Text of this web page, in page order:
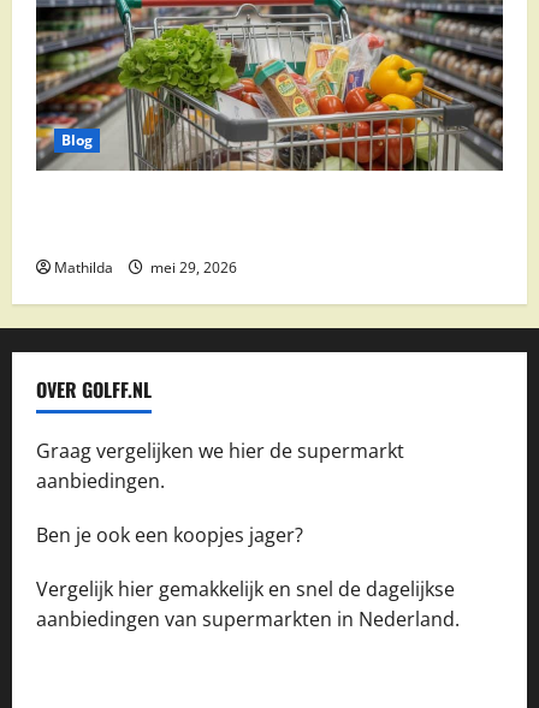
Blog
Mathilda mei 29, 2026
OVER GOLFF.NL
Graag vergelijken we hier de supermarkt
aanbiedingen.
Ben je ook een koopjes jager?
Vergelijk hier gemakkelijk en snel de dagelijkse
aanbiedingen van supermarkten in Nederland.